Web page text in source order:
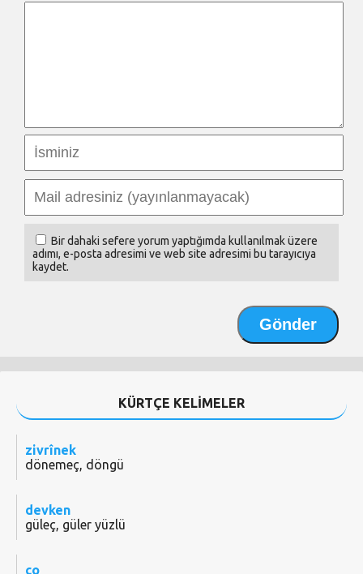
Bir dahaki sefere yorum yaptığımda kullanılmak üzere
adımı, e-posta adresimi ve web site adresimi bu tarayıcıya
kaydet.
KÜRTÇE KELİMELER
zivrînek
dönemeç, döngü
devken
güleç, güler yüzlü
ço